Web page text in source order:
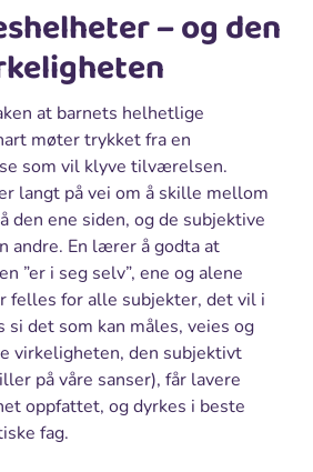
– og den
at barnets helhetlige
møter trykket fra en
som vil klyve tilværelsen.
langt på vei om å skille mellom
den ene siden, og de subjektive
andre. En lærer å godta at
”er i seg selv”, ene og alene
felles for alle subjekter, det vil i
det som kan måles, veies og
virkeligheten, den subjektivt
på våre sanser), får lavere
oppfattet, og dyrkes i beste
fag.